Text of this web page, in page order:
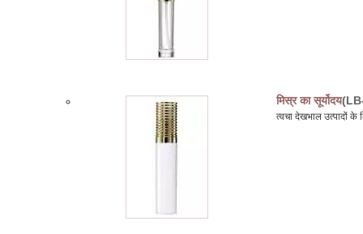
मिस्र का सूर्योदय
त्वचा देखभाल उत्पादों के